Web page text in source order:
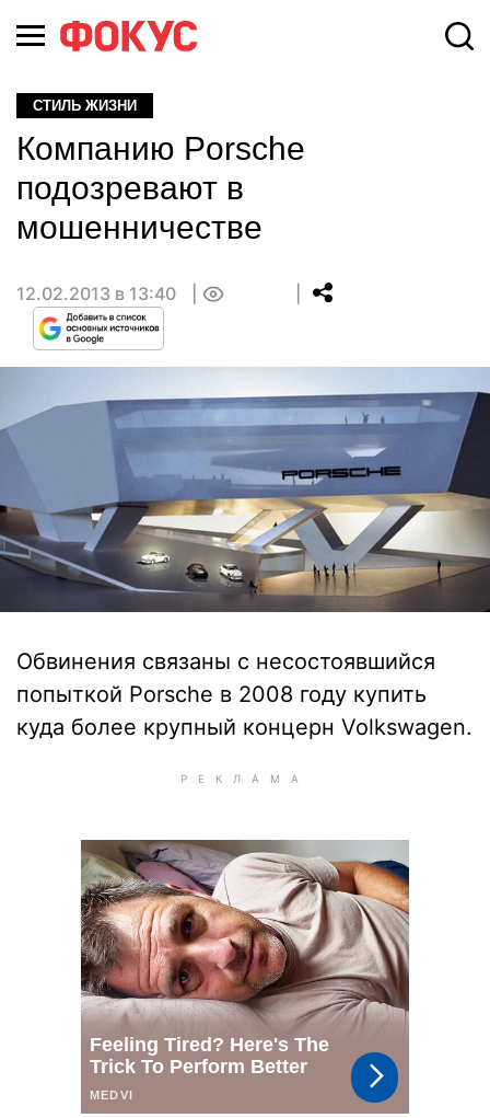
СТИЛЬ ЖИЗНИ
Компанию Porsche
подозревают в
мошенничестве
12.02.2013 в 13:40
Обвинения связаны с несостоявшийся
попыткой Porsche в 2008 году купить
куда более крупный концерн Volkswagen.